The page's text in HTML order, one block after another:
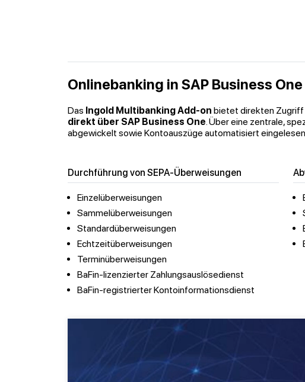
Onlinebanking in SAP Business
Das Ingold Multibanking Add-on bietet direkten Zugriff
direkt über SAP Business One. Über eine zentrale,
abgewickelt sowie Kontoauszüge automatisiert
Durchführung von SEPA-Überweisungen
Einzelüberweisungen
Sammelüberweisungen
Standardüberweisungen
Echtzeitüberweisungen
Terminüberweisungen
BaFin-lizenzierter Zahlungsauslösedienst
BaFin-registrierter Kontoinformationsdienst